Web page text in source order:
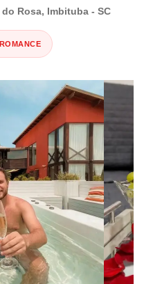
do Rosa, Imbituba - SC